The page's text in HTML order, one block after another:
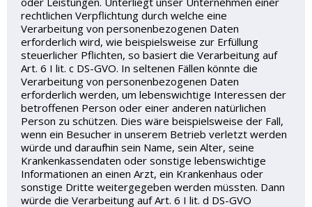
rechtlichen Verpflichtung durch welche eine
Verarbeitung von personenbezogenen Daten
erforderlich wird, wie beispielsweise zur Erfüllung
steuerlicher Pflichten, so basiert die Verarbeitung auf
Art. 6 I lit. c DS-GVO. In seltenen Fällen könnte die
Verarbeitung von personenbezogenen Daten
erforderlich werden, um lebenswichtige Interessen der
betroffenen Person oder einer anderen natürlichen
Person zu schützen. Dies wäre beispielsweise der Fall,
wenn ein Besucher in unserem Betrieb verletzt werden
würde und daraufhin sein Name, sein Alter, seine
Krankenkassendaten oder sonstige lebenswichtige
Informationen an einen Arzt, ein Krankenhaus oder
sonstige Dritte weitergegeben werden müssten. Dann
würde die Verarbeitung auf Art. 6 I lit. d DS-GVO